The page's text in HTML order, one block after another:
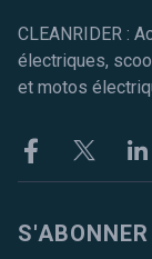
CLEANRIDER :
électriques,
et motos
FacebookTwitter